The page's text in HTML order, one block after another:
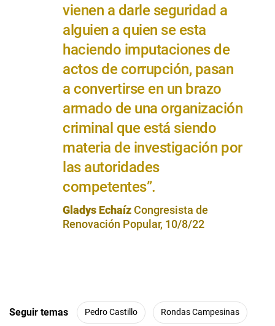
vienen a darle seguridad a
alguien a quien se esta
haciendo imputaciones de
actos de corrupción, pasan
a convertirse en un brazo
armado de una organización
criminal que está siendo
materia de investigación por
las autoridades
competentes”.
Gladys EchaízCongresista de
Renovación Popular, 10/8/22
Seguir temas Pedro Castillo Rondas Campesinas